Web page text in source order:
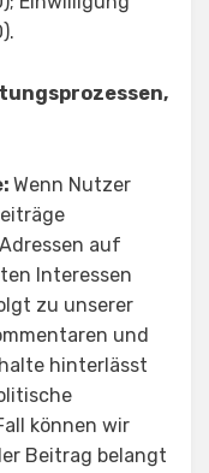
Wenn Nutzer
auf
Interessen
zu unserer
und
hinterlässt
können wir
Beitrag belangt